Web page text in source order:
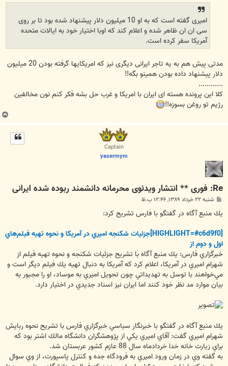
امیری گفته است که به او 10 میلیون دلار پیشنهاد شده بود تا بر روی
سی ان ان ظاهر شده و اعلام کند که اوبا اختیار خود به ایالات متحده
آمریکا سفر کرده است.
مدتی پیش هم به یه تاجر ایرانی دیگری نیز که امریکایها گرفته بودن 20 میلیون
دلار پیشنهاد داده بودن همینو بگه!!
............
کلا این پرونده هسته ای ایران با امریکا و غرب حل بشه فکر کنم نون مخالفین
رژیم تو روغن بسوزه!!
ب
ا
Captain
yasermym
Re: فوری ** انتشار ویدئوی محرمانه دانشمند ربوده شده ایرانی
پ
ت
شنبه ۲۲ خرداد ۱۳۸۹, ۱۲:۴۶ ب.ظ
يك منبع آگاه در گفتگو با فارس تشريح كرد:
[HIGHLIGHT=#c6d9f0]جزئيات شكنجه اميري در آمريكا و نحوه تهيه فيلم‌هاي
اول و دوم از
خبرگزاري فارس: يك منبع آگاه با تشريح جزئيات شكنجه و نحوه تهيه فيلم از
شهرام اميري در آمريكا، اعلام كرد كه آمريكا به دنبال تهيه يك فيلم ديگر است و
مي‌خواهند با توسل به تهديداتي چون تحويل اميري به موساد، او را مجبور به
بيان موارد مد نظر خود كنند اما ايران نيز اسناد جديدي در اختيار دارد.
يك منبع آگاه در گفتگو با خبرنگار سياسي خبرگزاري فارس با تشريح نحوه ربايش
شهرام اميري گفت: آقاي اميري يكي از پژوهشگران دانشگاه مالك اشتر بود كه
براي زيارت خانه خدا خردادماه سال 88 عازم كشور عربستان شد.
به گفته وي در زمان ورود اميري به فرودگاه جده و كنترل پاسپورت، از وي سوال